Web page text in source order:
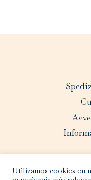
Utilizamos cookies en